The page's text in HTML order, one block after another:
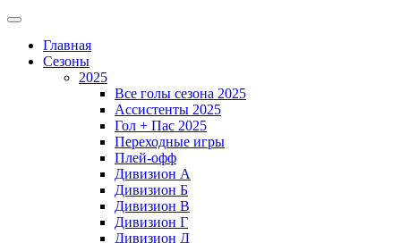
Главная
Сезоны
2025
Все голы сезона 2025
Ассистенты 2025
Гол + Пас 2025
Переходные игры
Плей-офф
Дивизион A
Дивизион Б
Дивизион В
Дивизион Г
Дивизион Д